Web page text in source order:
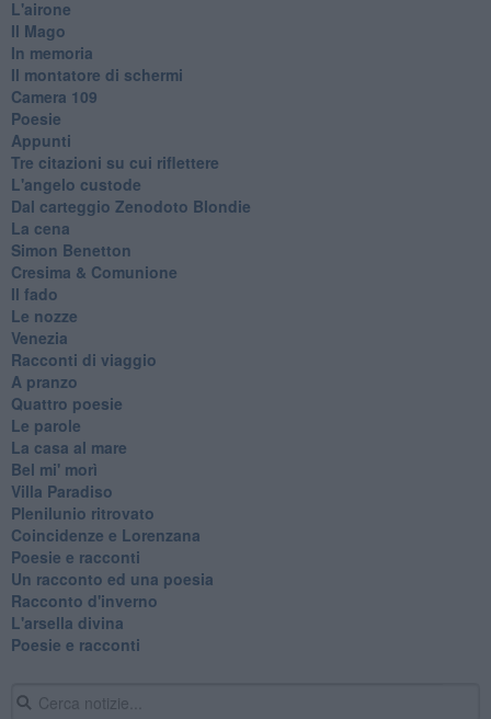
L'airone
Il Mago
In memoria
Il montatore di schermi
Camera 109
Poesie
Appunti
Tre citazioni su cui riflettere
L'angelo custode
Dal carteggio Zenodoto Blondie
La cena
Simon Benetton
Cresima & Comunione
Il fado
Le nozze
Venezia
Racconti di viaggio
A pranzo
Quattro poesie
Le parole
La casa al mare
Bel mi' morì
Villa Paradiso
Plenilunio ritrovato
Coincidenze e Lorenzana
Poesie e racconti
Un racconto ed una poesia
Racconto d'inverno
​L'arsella divina
Poesie e racconti